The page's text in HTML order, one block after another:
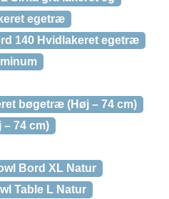
egetræ
140 Hvidlakeret egetræ
bøgetræ (Høj – 74 cm)
– 74 cm)
Bord XL Natur
Table L Natur